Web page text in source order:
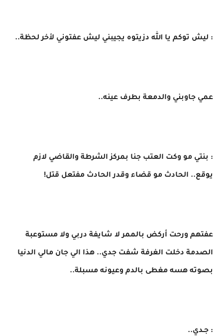
: ​ليش توكم يا الله دزيتوه يجيبني ليش عفتوني لأخر لحظة..
​عمي جاوبني والدمعة بطرف عينه..
​: بنتي مو وكت العتب جنا بمركز الشرطة والقاضي لازم
يوقع.. الحادث مو قضاء وقدر الحادث مفتعل قتل!
​عفتهم ورحت أركض بالممر لا شايفة دربي ولا مستوعبة
الصدمة دخلت الغرفة شفت جدي.. هذا الي جان مالي الدنيا
بصوته هسه مغطى بالدم وعيونه مسبلة..
: ​جـدي..